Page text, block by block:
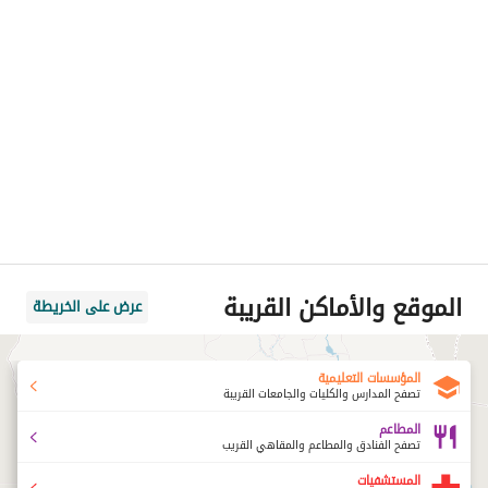
الموقع والأماكن القريبة عرض على الخريطة
المؤسسات التعليمية
تصفح المدارس والكليات والجامعات القريبة
المطاعم
تصفح الفنادق والمطاعم والمقاهي القريب
المستشفيات